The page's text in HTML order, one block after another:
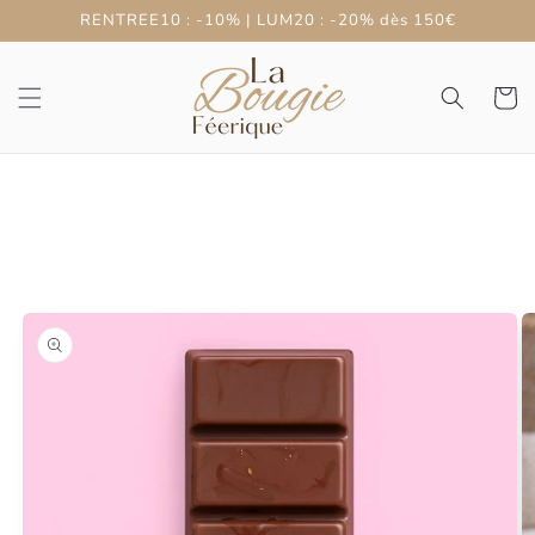
passer
au
RENTREE10 : -10% | LUM20 : -20% dès 150€
Panier
Passer aux
informations
produits